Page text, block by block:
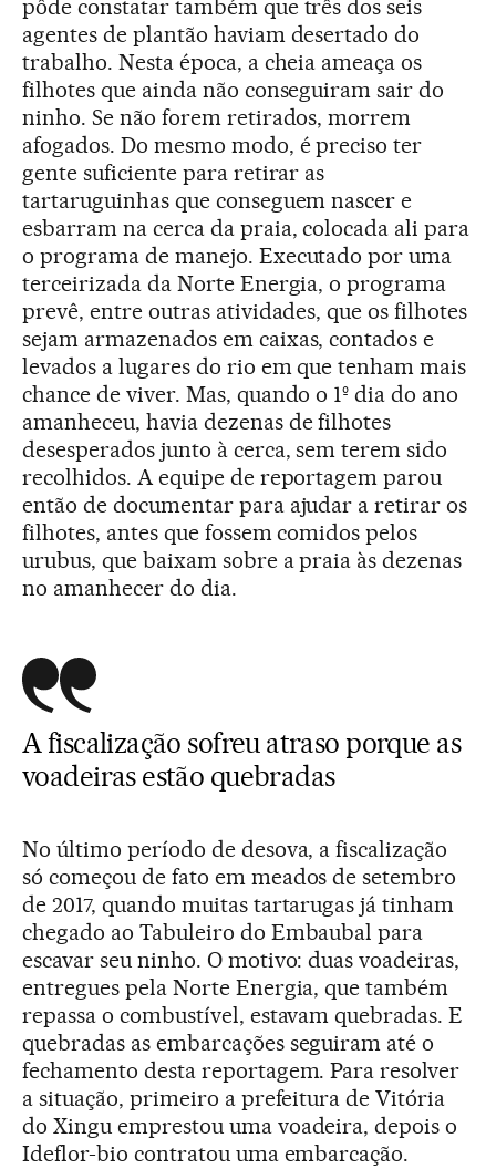
pôde constatar também que três dos seis
agentes de plantão haviam desertado do
trabalho. Nesta época, a cheia ameaça os
filhotes que ainda não conseguiram sair do
ninho. Se não forem retirados, morrem
afogados. Do mesmo modo, é preciso ter
gente suficiente para retirar as
tartaruguinhas que conseguem nascer e
esbarram na cerca da praia, colocada ali para
o programa de manejo. Executado por uma
terceirizada da Norte Energia, o programa
prevê, entre outras atividades, que os filhotes
sejam armazenados em caixas, contados e
levados a lugares do rio em que tenham mais
chance de viver. Mas, quando o 1º dia do ano
amanheceu, havia dezenas de filhotes
desesperados junto à cerca, sem terem sido
recolhidos. A equipe de reportagem parou
então de documentar para ajudar a retirar os
filhotes, antes que fossem comidos pelos
urubus, que baixam sobre a praia às dezenas
no amanhecer do dia.
A fiscalização sofreu atraso porque as
voadeiras estão quebradas
No último período de desova, a fiscalização
só começou de fato em meados de setembro
de 2017, quando muitas tartarugas já tinham
chegado ao Tabuleiro do Embaubal para
escavar seu ninho. O motivo: duas voadeiras,
entregues pela Norte Energia, que também
repassa o combustível, estavam quebradas. E
quebradas as embarcações seguiram até o
fechamento desta reportagem. Para resolver
a situação, primeiro a prefeitura de Vitória
do Xingu emprestou uma voadeira, depois o
Ideflor-bio contratou uma embarcação.